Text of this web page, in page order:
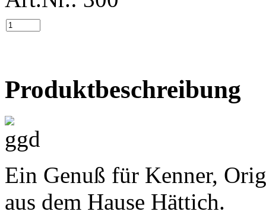
Produktbeschreibung
Ein Genuß für Kenner,
aus dem Hause Hättich.